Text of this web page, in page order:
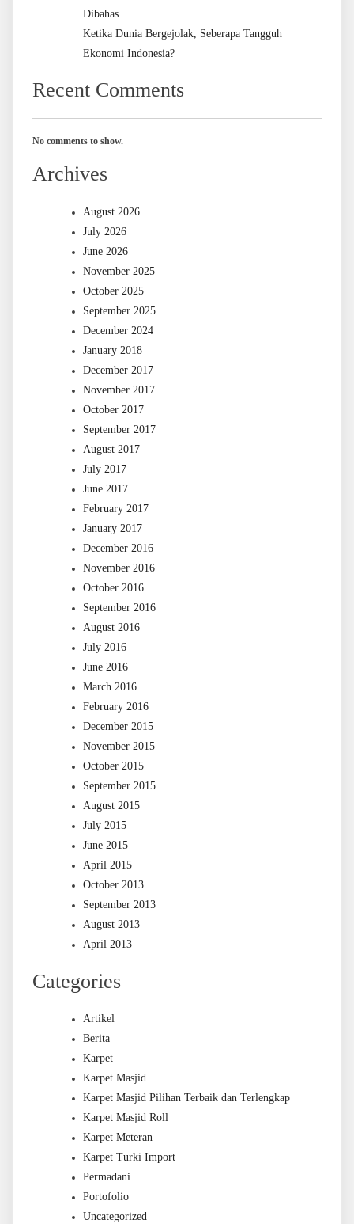
Dibahas
Ketika Dunia Bergejolak, Seberapa Tangguh
Ekonomi Indonesia?
Recent Comments
No comments to show.
Archives
August 2026
July 2026
June 2026
November 2025
October 2025
September 2025
December 2024
January 2018
December 2017
November 2017
October 2017
September 2017
August 2017
July 2017
June 2017
February 2017
January 2017
December 2016
November 2016
October 2016
September 2016
August 2016
July 2016
June 2016
March 2016
February 2016
December 2015
November 2015
October 2015
September 2015
August 2015
July 2015
June 2015
April 2015
October 2013
September 2013
August 2013
April 2013
Categories
Artikel
Berita
Karpet
Karpet Masjid
Karpet Masjid Pilihan Terbaik dan Terlengkap
Karpet Masjid Roll
Karpet Meteran
Karpet Turki Import
Permadani
Portofolio
Uncategorized